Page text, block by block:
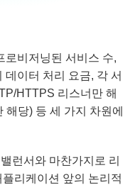
로비저닝된 서비스 수,
이터 처리 요금, 각 서
HTTPS 리스너만 해
당) 등 세 가지 차원에
런서와 마찬가지로 리
리케이션 앞의 논리적